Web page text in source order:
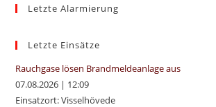
Letzte Alarmierung
Letzte Einsätze
Rauchgase lösen Brandmeldeanlage aus
07.08.2026 | 12:09
Einsatzort: Visselhövede